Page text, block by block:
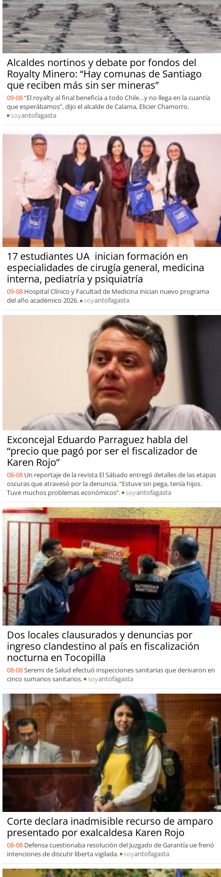
Alcaldes nortinos y debate por fondos del
Royalty Minero: “Hay comunas de Santiago
que reciben más sin ser mineras”
09-08“El royalty al final beneficia a todo Chile…y no llega en la cuantía
que esperábamos”, dijo el alcalde de Calama, Elicier Chamorro.
soyantofagasta
17 estudiantes UA inician formación en
especialidades de cirugía general, medicina
interna, pediatría y psiquiatría
09-08 Hospital Clínico y Facultad de Medicina inician nuevo programa
del año académico 2026.
soyantofagasta
Exconcejal Eduardo Parraguez habla del
“precio que pagó por ser el fiscalizador de
Karen Rojo”
08-08 Un reportaje de la revista El Sábado entregó detalles de las etapas
oscuras que atravesó por la denuncia. “Estuve sin pega, tenía hijos.
Tuve muchos problemas económicos”.
soyantofagasta
Dos locales clausurados y denuncias por
ingreso clandestino al país en fiscalización
nocturna en Tocopilla
08-08Seremi de Salud efectuó inspecciones sanitarias que derivaron en
cinco sumarios sanitarios.
soyantofagasta
Corte declara inadmisible recurso de amparo
presentado por exalcaldesa Karen Rojo
08-08 Defensa cuestionaba resolución del Juzgado de Garantía ue frenó
intenciones de discutir liberta vigilada.
soyantofagasta